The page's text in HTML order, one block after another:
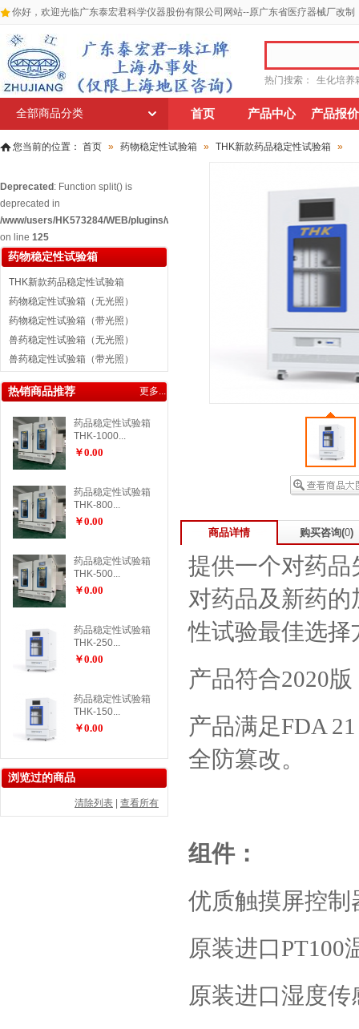
你好，欢迎光临广东泰宏君科学仪器股份有限公司网站--原广东省医疗器械厂改制
热门搜索： 生化培养
首页 产品中心 产品报
全部商品分类
您当前的位置： 首页 » 药物稳定性试验箱 » THK新款药品稳定性试验箱 »
商品详情 购买咨询(0)
提供一个对药
对药品及新药
性试验最佳选择
产品符合2020版
产品满足FDA
全防篡改。
组件：
优质触摸屏控制
原装进口PT100
原装进口湿度传
Deprecated : Function split() is
deprecated in
/www/users/HK573284/WEB/plugins/widgets/relatedgoodscat/
on line 125
药物稳定性试验箱
THK新款药品稳定性试验箱
药物稳定性试验箱（无光照）
药物稳定性试验箱（带光照）
兽药稳定性试验箱（无光照）
兽药稳定性试验箱（带光照）
热销商品推荐
药品稳定性试验箱
THK-1000...
￥0.00
药品稳定性试验箱
THK-800...
￥0.00
药品稳定性试验箱
THK-500...
￥0.00
药品稳定性试验箱
THK-250...
￥0.00
药品稳定性试验箱
THK-150...
￥0.00
更多...
浏览过的商品
清除列表 查看所有